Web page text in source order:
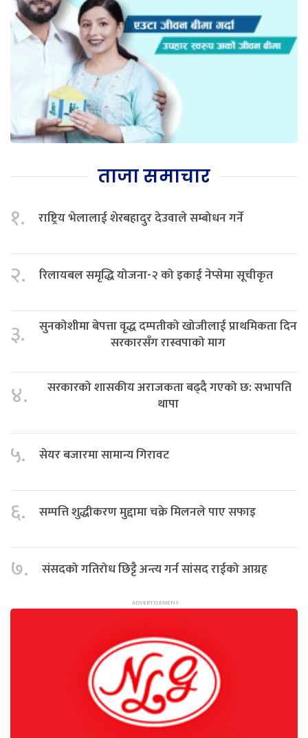
ताजा समाचार
१. राष्ट्रिय भेलालाई शेरबहादुर देउवाले सम्बोधन गर्ने
२. रिलायबल समृद्धि योजना-२ को इकाई नेप्सेमा सूचीकृत
३.
सुनकोशीमा बेपत्ता वृद्ध दम्पतीको खोजीलाई प्राथमिकता दिन
सरकारसँग रास्वपाको माग
४.
सरकारको शासकीय अराजकता बढ्दै गएको छ: सभापति
थापा
५. सेयर बजारमा सामान्य गिरावट
६. सम्पत्ति शुद्धीकरण मुद्दामा चक्रे मिलनले पाए सफाइ
७. संसदको गतिरोध छिट्टै अन्त्य गर्न सांसद राईको आग्रह